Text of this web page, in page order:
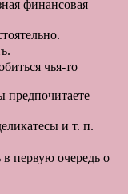
финансовая
чья-то
предпочитаете
и т. п.
первую очередь о